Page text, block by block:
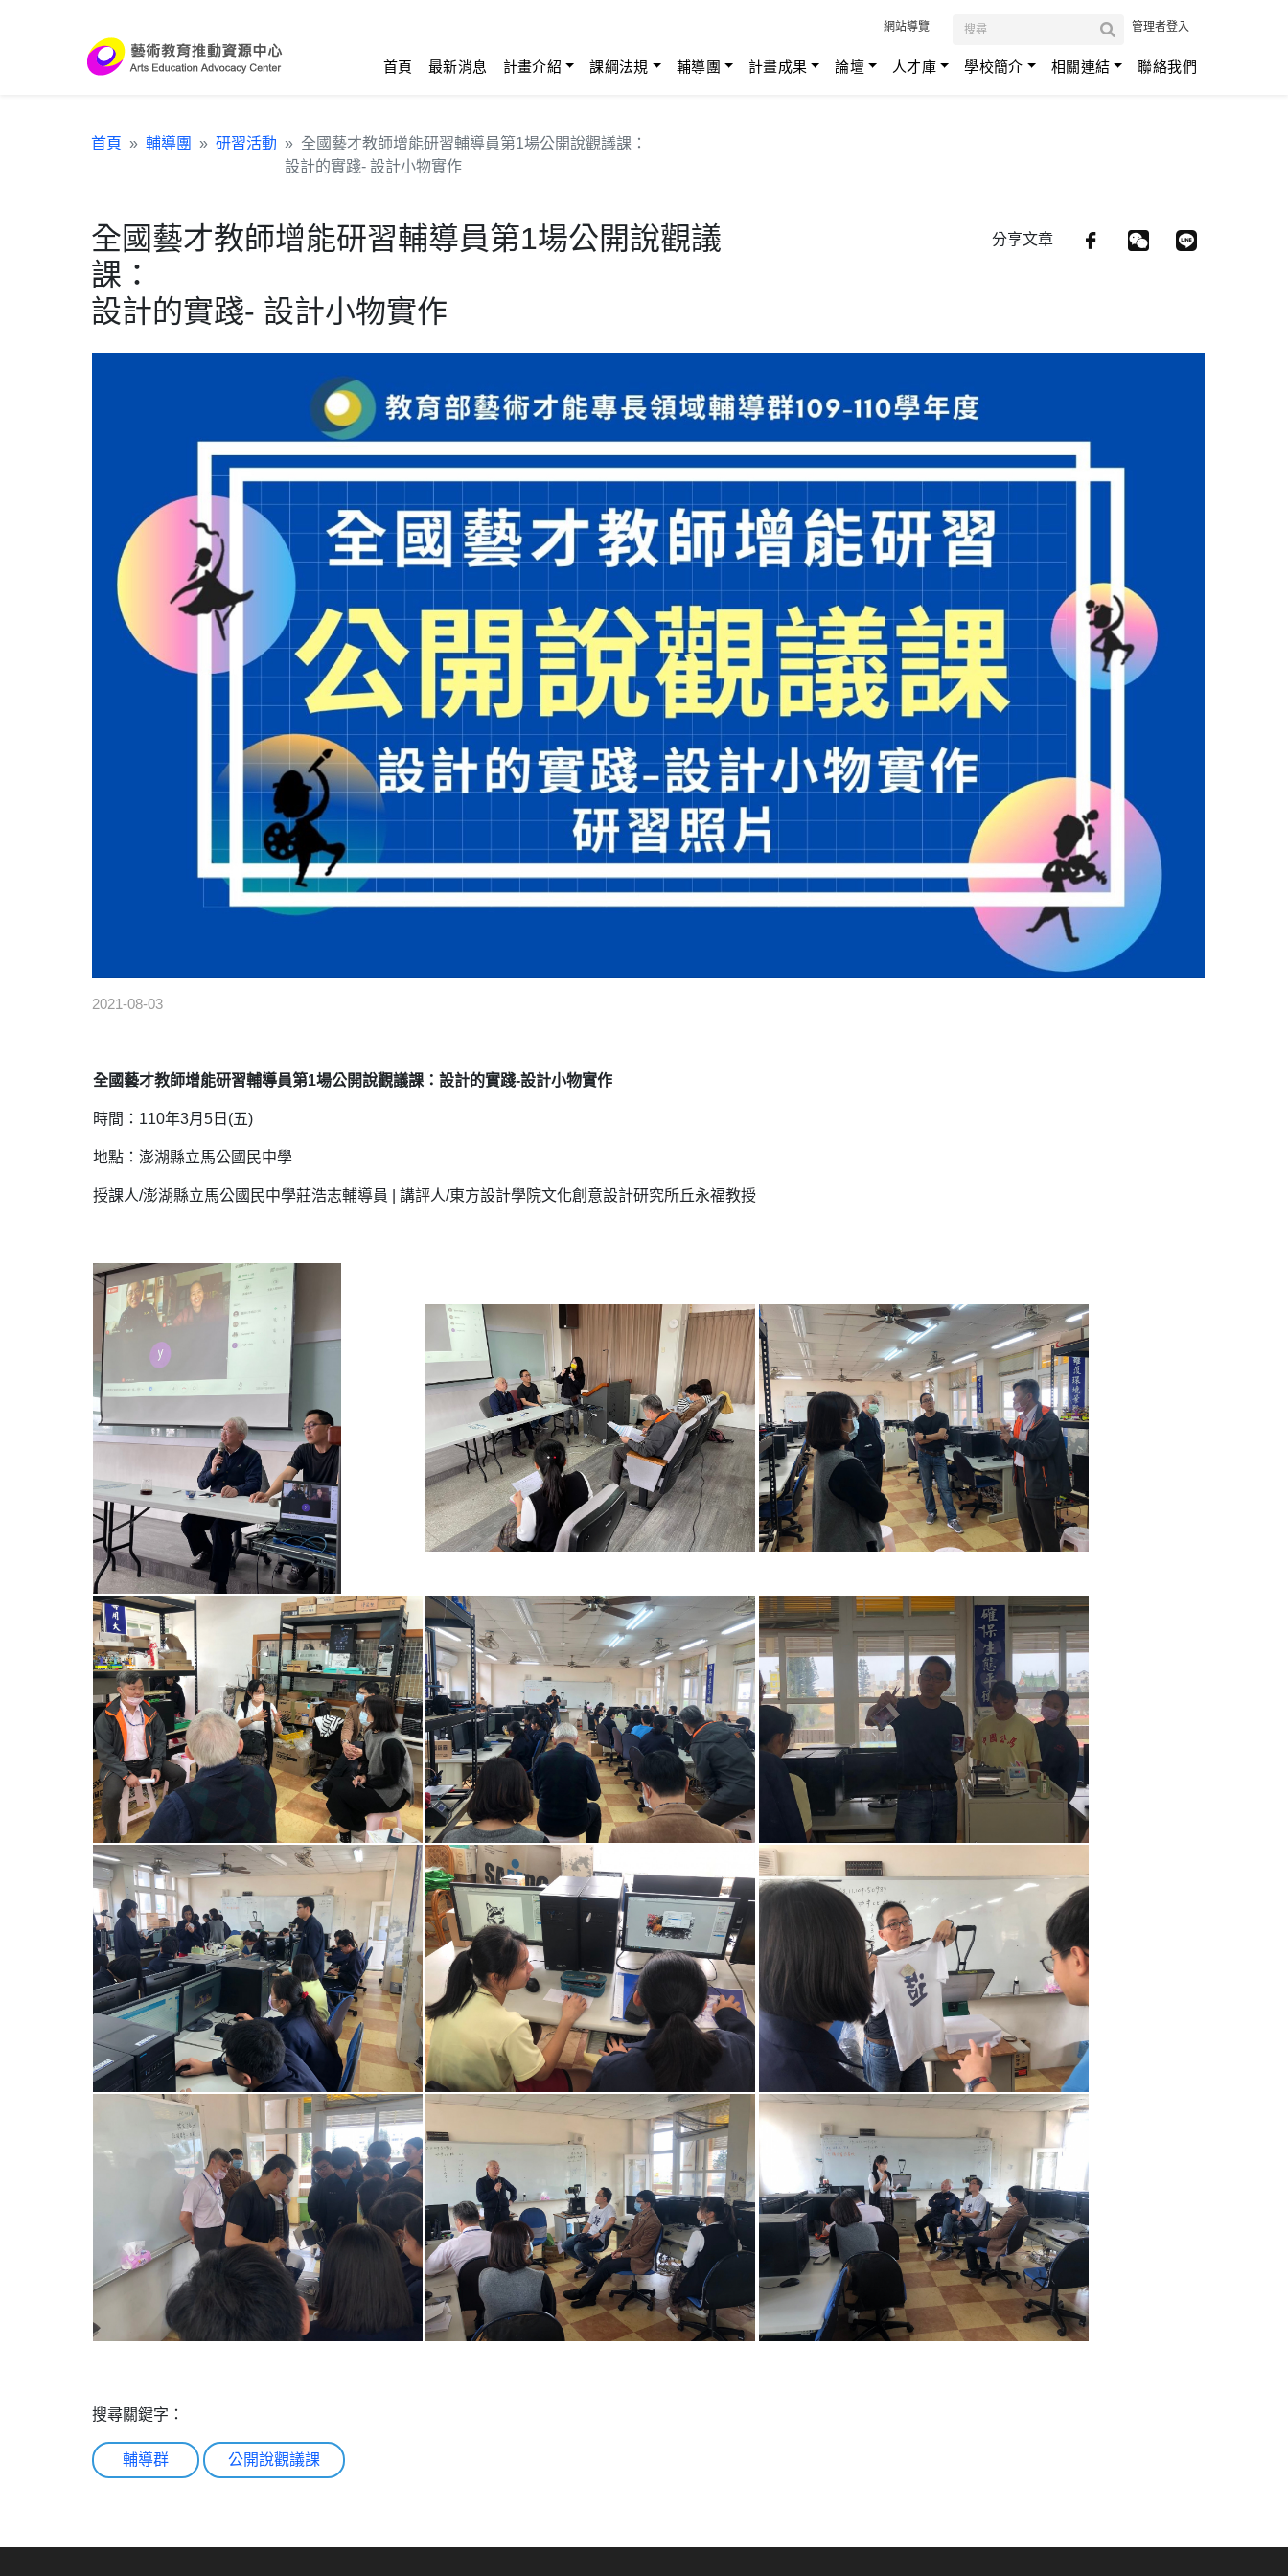
網站導覽 管理者登入
首頁 最新消息 計畫介紹 課綱法規 輔導團 計畫成果 論壇 人才庫 學校簡介 相關連結 聯絡我們
首頁 輔導團 研習活動
全國藝才教師增能研習輔導員第1場公開說觀議課：
設計的實踐- 設計小物實作
全國藝才教師增能研習輔導員第1場公開說觀議
課：
設計的實踐- 設計小物實作
分享文章
2021-08-03
全國藝才教師增能研習輔導員第1場公開說觀議課：設計的實踐-設計小物實作
時間：110年3月5日(五)
地點：澎湖縣立馬公國民中學
授課人/澎湖縣立馬公國民中學莊浩志輔導員 | 講評人/東方設計學院文化創意設計研究所丘永福教授
搜尋關鍵字：
輔導群 公開說觀議課